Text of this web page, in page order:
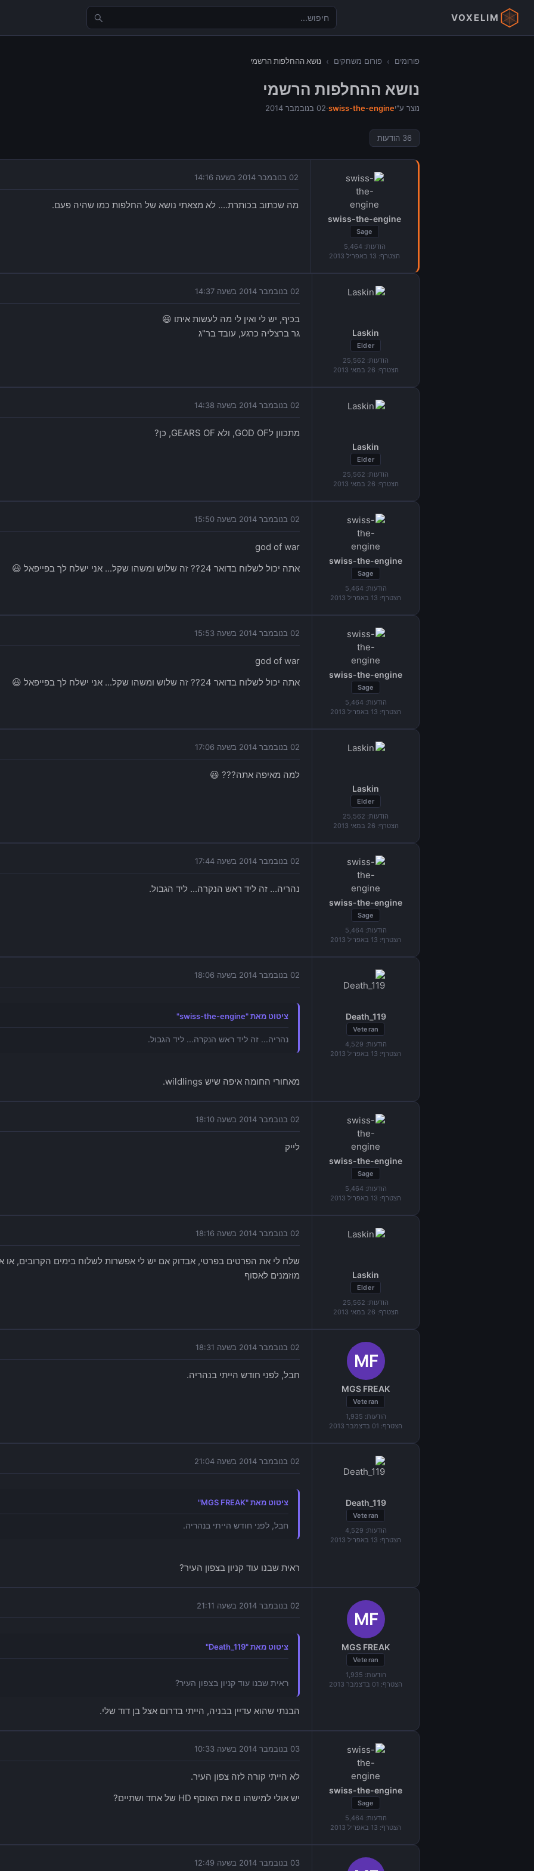
VOXELIM
פורומים › פורום משחקים › נושא ההחלפות הרשמי
נושא ההחלפות הרשמי
נוצר ע"יswiss-the-engine
·02 בנובמבר 2014
36 הודעות
swiss-the-engine
Sage
הודעות: 5,464
הצטרף: 13 באפריל 2013
02 בנובמבר 2014 בשעה 14:16
מה שכתוב בכותרת.... לא מצאתי נושא של החלפות כמו שהיה פעם.
Laskin
Elder
הודעות: 25,562
הצטרף: 26 במאי 2013
02 בנובמבר 2014 בשעה 14:37
בכיף, יש לי ואין לי מה לעשות איתו 😃
גר ברצליה כרגע, עובד בר"ג
Laskin
Elder
הודעות: 25,562
הצטרף: 26 במאי 2013
02 בנובמבר 2014 בשעה 14:38
מתכוון לGOD OF, ולא GEARS OF, כן?
swiss-the-engine
Sage
הודעות: 5,464
הצטרף: 13 באפריל 2013
02 בנובמבר 2014 בשעה 15:50
god of war
אתה יכול לשלוח בדואר 24?? זה שלוש ומשהו שקל... אני ישלח לך בפייפאל 😃
swiss-the-engine
Sage
הודעות: 5,464
הצטרף: 13 באפריל 2013
02 בנובמבר 2014 בשעה 15:53
god of war
אתה יכול לשלוח בדואר 24?? זה שלוש ומשהו שקל... אני ישלח לך בפייפאל 😃
Laskin
Elder
הודעות: 25,562
הצטרף: 26 במאי 2013
02 בנובמבר 2014 בשעה 17:06
למה מאיפה אתה??? 😃
swiss-the-engine
Sage
הודעות: 5,464
הצטרף: 13 באפריל 2013
02 בנובמבר 2014 בשעה 17:44
נהריה... זה ליד ראש הנקרה... ליד הגבול.
Death_119
Veteran
הודעות: 4,529
הצטרף: 13 באפריל 2013
02 בנובמבר 2014 בשעה 18:06
ציטוט מאת "swiss-the-engine"
נהריה... זה ליד ראש הנקרה... ליד הגבול.
מאחורי החומה איפה שיש wildlings.
swiss-the-engine
Sage
הודעות: 5,464
הצטרף: 13 באפריל 2013
02 בנובמבר 2014 בשעה 18:10
לייק
Laskin
Elder
הודעות: 25,562
הצטרף: 26 במאי 2013
02 בנובמבר 2014 בשעה 18:16
שלח לי את הפרטים בפרטי, אבדוק אם יש לי אפשרות לשלוח בימים הקרובים,
מוזמנים לאסוף
MGS FREAK
Veteran
הודעות: 1,935
הצטרף: 01 בדצמבר 2013
02 בנובמבר 2014 בשעה 18:31
חבל, לפני חודש הייתי בנהריה.
Death_119
Veteran
הודעות: 4,529
הצטרף: 13 באפריל 2013
02 בנובמבר 2014 בשעה 21:04
ציטוט מאת "MGS FREAK"
חבל, לפני חודש הייתי בנהריה.
ראית שבנו עוד קניון בצפון העיר?
MGS FREAK
Veteran
הודעות: 1,935
הצטרף: 01 בדצמבר 2013
02 בנובמבר 2014 בשעה 21:11
ציטוט מאת "Death_119"
ראית שבנו עוד קניון בצפון העיר?
הבנתי שהוא עדיין בבניה, הייתי בדרום אצל בן דוד שלי.
swiss-the-engine
Sage
הודעות: 5,464
הצטרף: 13 באפריל 2013
03 בנובמבר 2014 בשעה 10:33
לא הייתי קורה לזה צפון העיר.
יש אולי למישהו ם את האוסף HD של אחד ושתיים?
03 בנובמבר 2014 בשעה 12:49